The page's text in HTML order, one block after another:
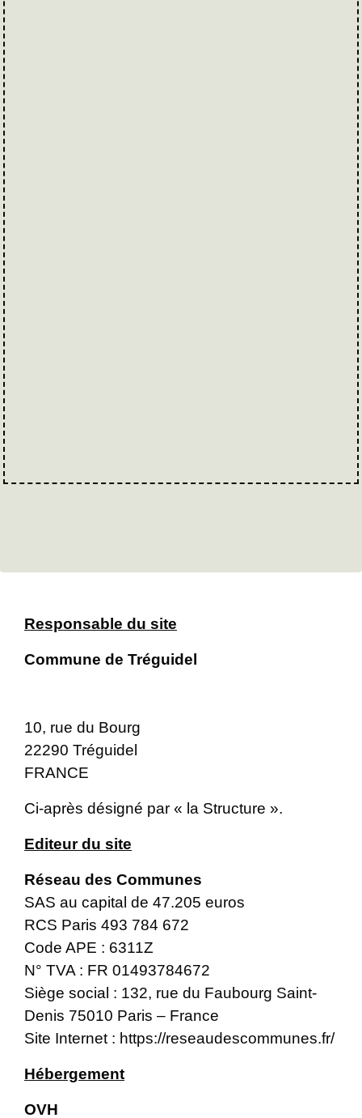
Responsable du site
Commune de Tréguidel
10, rue du Bourg
22290 Tréguidel
FRANCE
Ci-après désigné par « la Structure ».
Editeur du site
Réseau des Communes
SAS au capital de 47.205 euros
RCS Paris 493 784 672
Code APE : 6311Z
N° TVA : FR 01493784672
Siège social : 132, rue du Faubourg Saint-
Denis 75010 Paris – France
Site Internet : https://reseaudescommunes.fr/
Hébergement
OVH